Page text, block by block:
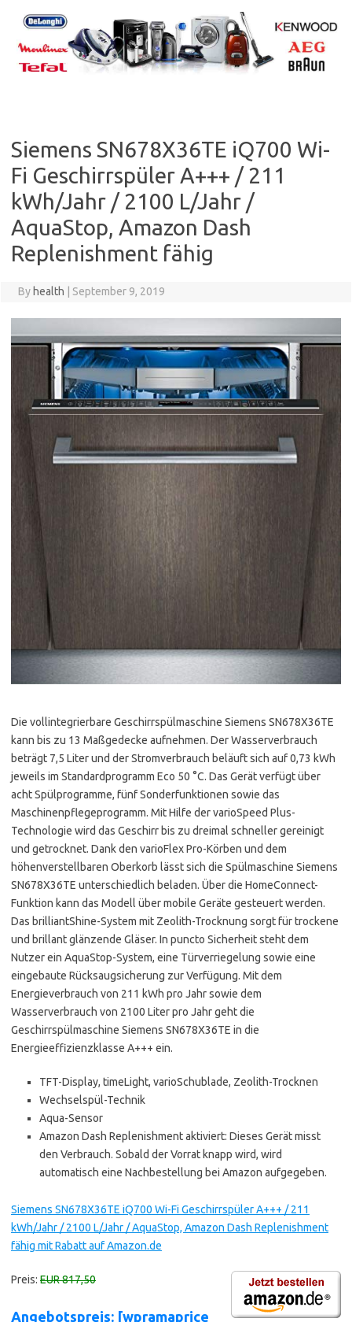
content
Siemens SN678X36TE iQ700 Wi-
Fi Geschirrspüler A+++ / 211
kWh/Jahr / 2100 L/Jahr /
AquaStop, Amazon Dash
Replenishment fähig
By health September 9, 2019
Die vollintegrierbare Geschirrspülmaschine Siemens SN678X36TE
kann bis zu 13 Maßgedecke aufnehmen. Der Wasserverbrauch
beträgt 7,5 Liter und der Stromverbrauch beläuft sich auf 0,73 kWh
jeweils im Standardprogramm Eco 50 °C. Das Gerät verfügt über
acht Spülprogramme, fünf Sonderfunktionen sowie das
Maschinenpflegeprogramm. Mit Hilfe der varioSpeed Plus-
Technologie wird das Geschirr bis zu dreimal schneller gereinigt
und getrocknet. Dank den varioFlex Pro-Körben und dem
höhenverstellbaren Oberkorb lässt sich die Spülmaschine Siemens
SN678X36TE unterschiedlich beladen. Über die HomeConnect-
Funktion kann das Modell über mobile Geräte gesteuert werden.
Das brilliantShine-System mit Zeolith-Trocknung sorgt für trockene
und brillant glänzende Gläser. In puncto Sicherheit steht dem
Nutzer ein AquaStop-System, eine Türverriegelung sowie eine
eingebaute Rücksaugsicherung zur Verfügung. Mit dem
Energieverbrauch von 211 kWh pro Jahr sowie dem
Wasserverbrauch von 2100 Liter pro Jahr geht die
Geschirrspülmaschine Siemens SN678X36TE in die
Energieeffizienzklasse A+++ ein.
TFT-Display, timeLight, varioSchublade, Zeolith-Trocknen
Wechselspül-Technik
Aqua-Sensor
Amazon Dash Replenishment aktiviert: Dieses Gerät misst
den Verbrauch. Sobald der Vorrat knapp wird, wird
automatisch eine Nachbestellung bei Amazon aufgegeben.
Siemens SN678X36TE iQ700 Wi-Fi Geschirrspüler A+++ / 211
kWh/Jahr / 2100 L/Jahr / AquaStop, Amazon Dash Replenishment
fähig mit Rabatt auf Amazon.de
Preis: EUR 817,50
Angebotspreis: [wpramaprice